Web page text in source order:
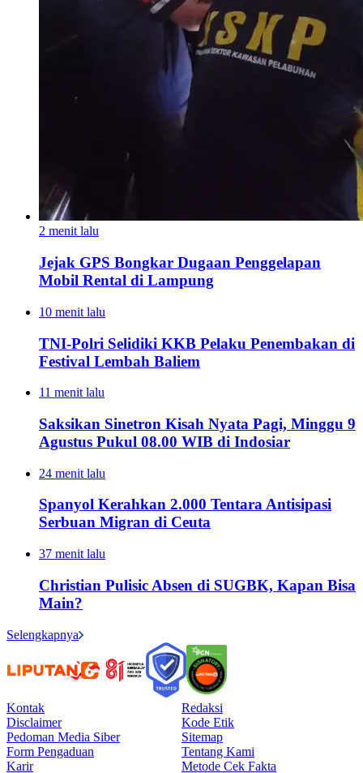
2 menit lalu
Jejak GPS Bongkar Dugaan Penggelapan
Mobil Rental di Lampung
10 menit lalu
TNI-Polri Selidiki KKB Pelaku Penembakan di
Festival Lembah Baliem
11 menit lalu
Saksikan Sinetron Kisah Nyata Pagi, Minggu 9
Agustus Pukul 08.00 WIB di Indosiar
24 menit lalu
Spanyol Kerahkan 2.000 Tentara Antisipasi
Serbuan Migran di Ceuta
37 menit lalu
Christian Pulisic Absen di SUGBK, Kapan Bisa
Main?
Selengkapnya
Kontak
Redaksi
Disclaimer
Kode Etik
Pedoman Media Siber
Sitemap
Form Pengaduan
Tentang Kami
Karir
Metode Cek Fakta